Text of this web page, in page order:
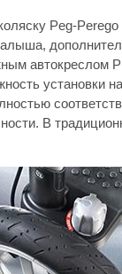
Peg-Perego
автокреслом
установки на
В